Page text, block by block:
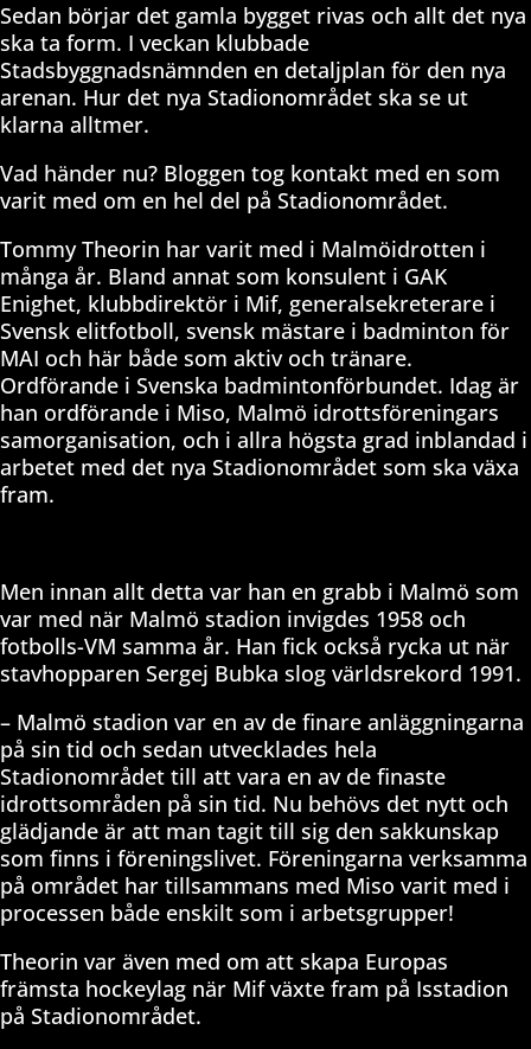
Sedan börjar det gamla bygget rivas och allt det nya
ska ta form. I veckan klubbade
Stadsbyggnadsnämnden en detaljplan för den nya
arenan. Hur det nya Stadionområdet ska se ut
klarna alltmer.
Vad händer nu? Bloggen tog kontakt med en som
varit med om en hel del på Stadionområdet.
Tommy Theorin har varit med i Malmöidrotten i
många år. Bland annat som konsulent i GAK
Enighet, klubbdirektör i Mif, generalsekreterare i
Svensk elitfotboll, svensk mästare i badminton för
MAI och här både som aktiv och tränare.
Ordförande i Svenska badmintonförbundet. Idag är
han ordförande i Miso, Malmö idrottsföreningars
samorganisation, och i allra högsta grad inblandad i
arbetet med det nya Stadionområdet som ska växa
fram.
Men innan allt detta var han en grabb i Malmö som
var med när Malmö stadion invigdes 1958 och
fotbolls-VM samma år. Han fick också rycka ut när
stavhopparen Sergej Bubka slog världsrekord 1991.
– Malmö stadion var en av de finare anläggningarna
på sin tid och sedan utvecklades hela
Stadionområdet till att vara en av de finaste
idrottsområden på sin tid. Nu behövs det nytt och
glädjande är att man tagit till sig den sakkunskap
som finns i föreningslivet. Föreningarna verksamma
på området har tillsammans med Miso varit med i
processen både enskilt som i arbetsgrupper!
Theorin var även med om att skapa Europas
främsta hockeylag när Mif växte fram på Isstadion
på Stadionområdet.